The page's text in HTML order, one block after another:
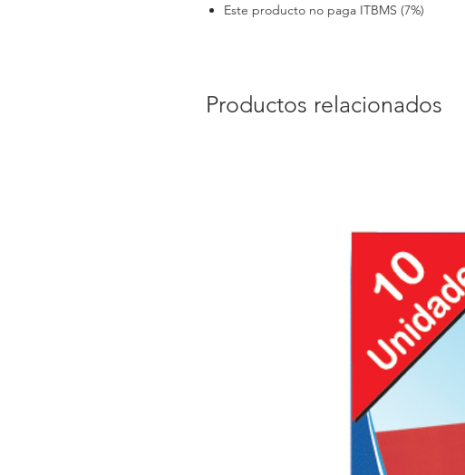
Este producto no paga ITBMS (7%)
Productos relacionados